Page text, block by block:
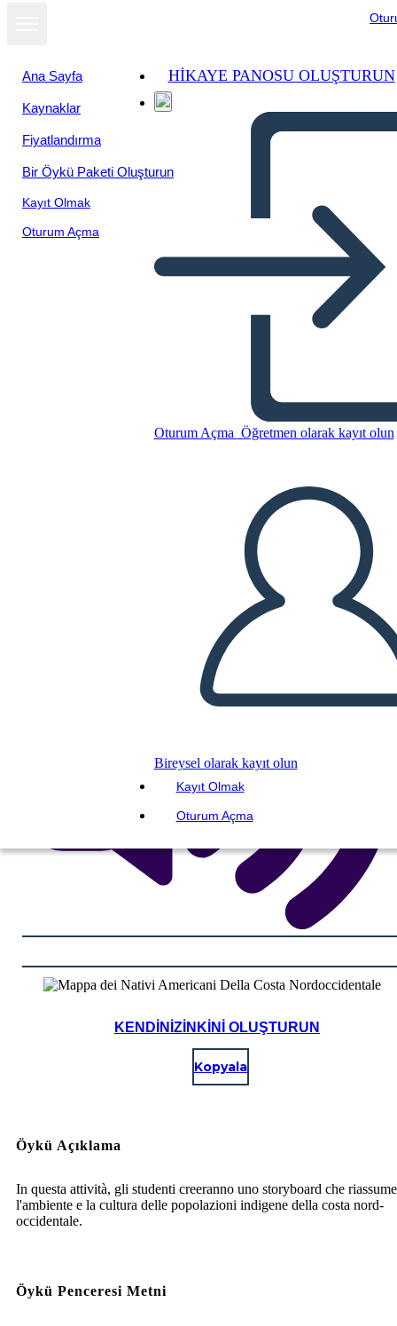
Ana Sayfa
Kaynaklar
Fiyatlandırma
Bir Öykü Paketi Oluşturun
Kayıt Olmak
Oturum Açma
HIKAYE PANOSU OLUŞTURUN
Oturum Açma Öğretmen olarak kayıt olun
Bireysel olarak kayıt olun
Kayıt Olmak
Oturum Açma
Della Costa Nordoccidentale
BİR HİKAYE PANOSU OLUŞTUR
SLAYT GÖSTERİSİNİ OYNAT
BENİ OKU
KENDINIZINKINI OLUŞTURUN
Kopyala
Öykü Açıklama
In questa attività, gli studenti creeranno uno storyboard che riassume
l'ambiente e la cultura delle popolazioni indigene della costa nord-
occidentale.
Öykü Penceresi Metni